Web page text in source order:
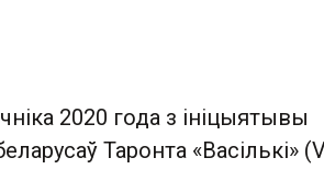
2020 года з ініцыятывы
Таронта «Васількі»